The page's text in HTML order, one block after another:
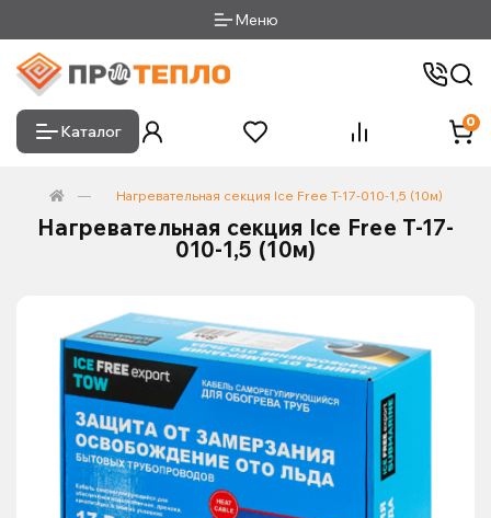
Меню
Каталог
0
Нагревательная секция Ice Free T-17-010-1,5 (10м)
Нагревательная секция Ice Free T-17-
010-1,5 (10м)